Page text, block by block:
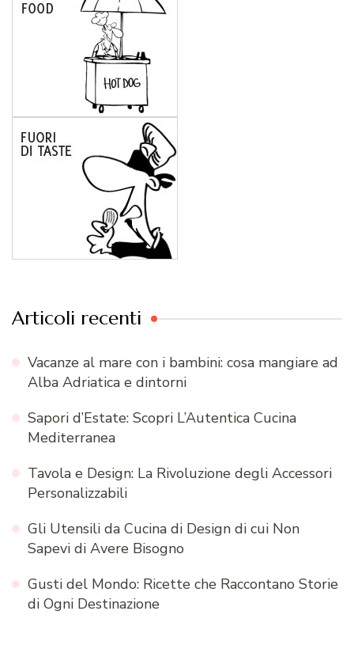
Articoli recenti
Vacanze al mare con i bambini: cosa mangiare ad
Alba Adriatica e dintorni
Sapori d’Estate: Scopri L’Autentica Cucina
Mediterranea
Tavola e Design: La Rivoluzione degli Accessori
Personalizzabili
Gli Utensili da Cucina di Design di cui Non
Sapevi di Avere Bisogno
Gusti del Mondo: Ricette che Raccontano Storie
di Ogni Destinazione